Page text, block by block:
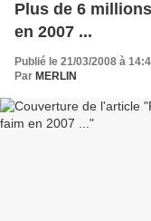
Plus de 6
en 2007 ...
Publié le 21/03/2008 à
Par MERLIN